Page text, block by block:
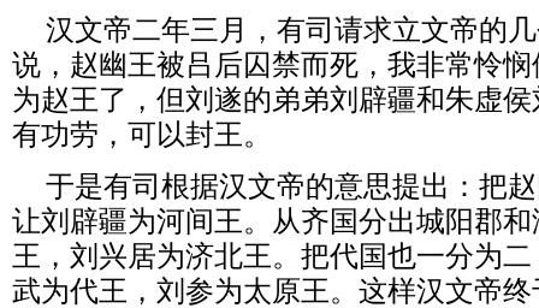
汉文帝二年三月，有司请求立文帝的
说，赵幽王被吕后囚禁而死，我非常怜
为赵王了，但刘遂的弟弟刘辟疆和朱虚
有功劳，可以封王。
于是有司根据汉文帝的意思提出：把
让刘辟疆为河间王。从齐国分出城阳郡
王，刘兴居为济北王。把代国也一分为
武为代王，刘参为太原王。这样汉文帝